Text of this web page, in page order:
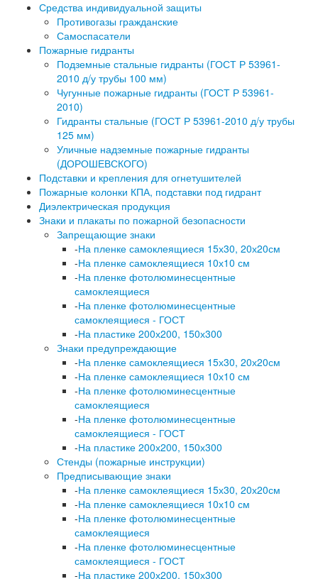
Средства индивидуальной защиты
Противогазы гражданские
Самоспасатели
Пожарные гидранты
Подземные стальные гидранты (ГОСТ Р 53961-
2010 д/у трубы 100 мм)
Чугунные пожарные гидранты (ГОСТ Р 53961-
2010)
Гидранты стальные (ГОСТ Р 53961-2010 д/у трубы
125 мм)
Уличные надземные пожарные гидранты
(ДОРОШЕВСКОГО)
Подставки и крепления для огнетушителей
Пожарные колонки КПА, подставки под гидрант
Диэлектрическая продукция
Знаки и плакаты по пожарной безопасности
Запрещающие знаки
-На пленке самоклеящиеся 15х30, 20х20см
-На пленке самоклеящиеся 10х10 см
-На пленке фотолюминесцентные
самоклеящиеся
-На пленке фотолюминесцентные
самоклеящиеся - ГОСТ
-На пластике 200х200, 150х300
Знаки предупреждающие
-На пленке самоклеящиеся 15х30, 20х20см
-На пленке самоклеящиеся 10х10 см
-На пленке фотолюминесцентные
самоклеящиеся
-На пленке фотолюминесцентные
самоклеящиеся - ГОСТ
-На пластике 200х200, 150х300
Стенды (пожарные инструкции)
Предписывающие знаки
-На пленке самоклеящиеся 15х30, 20х20см
-На пленке самоклеящиеся 10х10 см
-На пленке фотолюминесцентные
самоклеящиеся
-На пленке фотолюминесцентные
самоклеящиеся - ГОСТ
-На пластике 200х200, 150х300